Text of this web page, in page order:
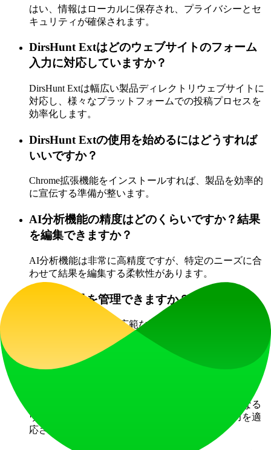
はい、情報はローカルに保存され、プライバシーとセ
キュリティが確保されます。
DirsHunt Extはどのウェブサイトのフォーム
入力に対応していますか？
DirsHunt Extは幅広い製品ディレクトリウェブサイトに
対応し、様々なプラットフォームでの投稿プロセスを
効率化します。
DirsHunt Extの使用を始めるにはどうすれば
いいですか？
Chrome拡張機能をインストールすれば、製品を効率的
に宣伝する準備が整います。
AI分析機能の精度はどのくらいですか？結果
を編集できますか？
AI分析機能は非常に高精度ですが、特定のニーズに合
わせて結果を編集する柔軟性があります。
複数の製品を管理できますか？
はい、DirsHunt Extは広範な製品ポートフォリオを効率
フォームフィールドが一致しない場合はどう
カスタムフィールドマッチング機能を利用し、異なる
ウェブサイトの特定要件に合わせてフォーム入力を適
応させましょう。